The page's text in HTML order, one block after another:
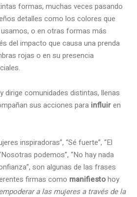
formas, muchas veces pasando
detalles como los colores que
o en otras formas más
del impacto que causa una prenda
rojas o en su presencia
dirige comunidades distintas, llenas
sus acciones para influiren
inspiradoras”, “Sé fuerte”, “El
podemos”, “No hay nada
son algunas de las frases
firmas como manifiestohoy
a las mujeres a través de la